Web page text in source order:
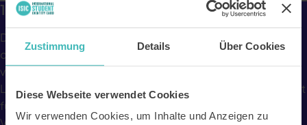
Zustimmung Details Über Cookies
Diese Webseite verwendet Cookies
Wir verwenden Cookies, um Inhalte und Anzeigen zu
10% Rabatt auf den Versand.
Du planst ein Auslandssemester, ziehst in eine neue Stadt
oder möchtest Gepäck und Pakete unkompliziert
verschicken? Dann ist
Lösung für dich. Die innovative Logistikplattform vergleicht
für dich die Angebote zahlreicher internationaler